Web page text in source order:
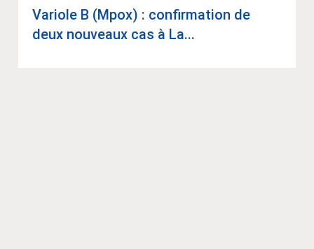
Variole B (Mpox) : confir­ma­tion de
deux nou­veaux cas à La...